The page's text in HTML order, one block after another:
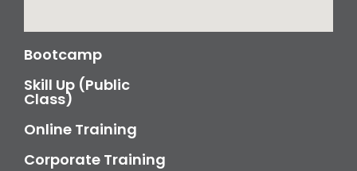
Bootcamp
Skill Up (Public
Class)
Online Training
Corporate Training